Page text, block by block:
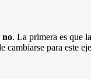
no. La primera es que
cambiarse para este